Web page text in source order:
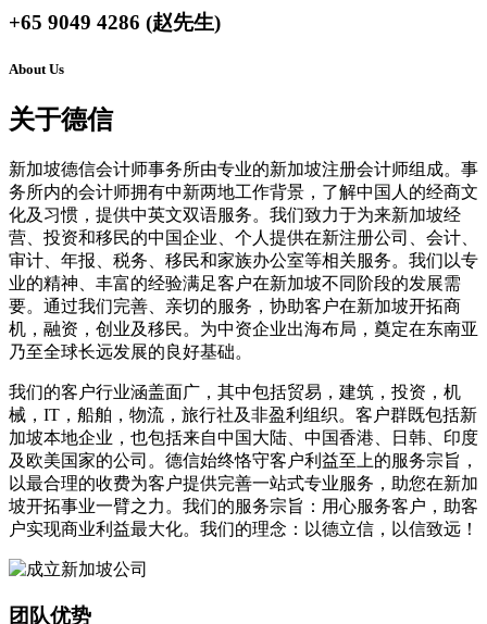
+65 9049 4286 (赵先生)
About Us
关于德信
新加坡德信会计师事务所由专业的新加坡注册会计师组成。事
务所内的会计师拥有中新两地工作背景，了解中国人的经商文
化及习惯，提供中英文双语服务。我们致力于为来新加坡经
营、投资和移民的中国企业、个人提供在新注册公司、会计、
审计、年报、税务、移民和家族办公室等相关服务。我们以专
业的精神、丰富的经验满足客户在新加坡不同阶段的发展需
要。通过我们完善、亲切的服务，协助客户在新加坡开拓商
机，融资，创业及移民。为中资企业出海布局，奠定在东南亚
乃至全球长远发展的良好基础。
我们的客户行业涵盖面广，其中包括贸易，建筑，投资，机
械，IT，船舶，物流，旅行社及非盈利组织。客户群既包括新
加坡本地企业，也包括来自中国大陆、中国香港、日韩、印度
及欧美国家的公司。德信始终恪守客户利益至上的服务宗旨，
以最合理的收费为客户提供完善一站式专业服务，助您在新加
坡开拓事业一臂之力。我们的服务宗旨：用心服务客户，助客
户实现商业利益最大化。我们的理念：以德立信，以信致远！
团队优势